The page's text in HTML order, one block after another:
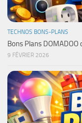
TECHNOS BONS-PLANS
Bons Plans DOMADOO
9 FÉVRIER 2026